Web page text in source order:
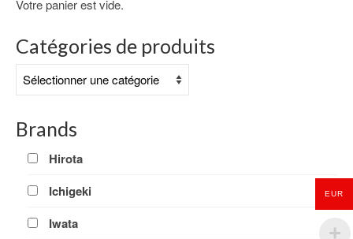
Votre panier est vide.
Catégories de produits
Brands
Hirota
Ichigeki
Iwata
EUR